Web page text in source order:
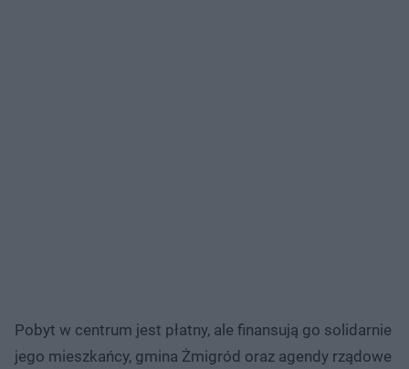
Pobyt w centrum jest płatny, ale finansują go solidarnie
jego mieszkańcy, gmina Żmigród oraz agendy rządowe